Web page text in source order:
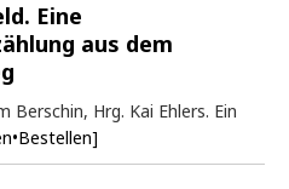
Eine
aus dem
Berschin, Hrg. Kai Ehlers. Ein